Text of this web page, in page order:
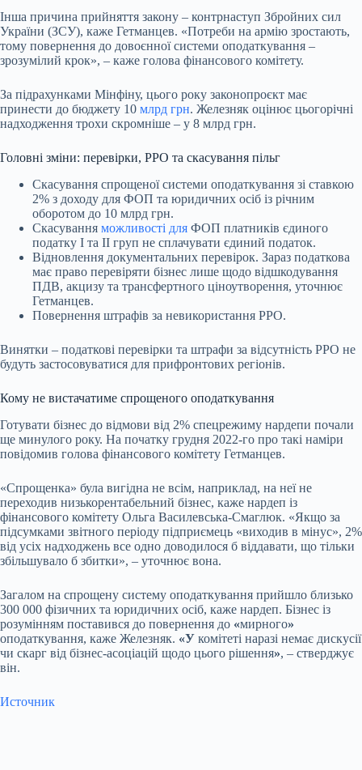
Інша причина прийняття закону – контрнаступ Збройних сил
України (ЗСУ), каже Гетманцев. «Потреби на армію зростають,
тому повернення до довоєнної системи оподаткування –
зрозумілий крок», – каже голова фінансового комітету.
За підрахунками Мінфіну, цього року законопроєкт має
принести до бюджету 10 млрд грн. Железняк оцінює цьогорічні
надходження трохи скромніше – у 8 млрд грн.
Головні зміни: перевірки, РРО та скасування пільг
Скасування спрощеної системи оподаткування зі ставкою
2% з доходу для ФОП та юридичних осіб із річним
оборотом до 10 млрд грн.
Скасування можливості для ФОП платників єдиного
податку І та II груп не сплачувати єдиний податок.
Відновлення документальних перевірок. Зараз податкова
має право перевіряти бізнес лише щодо відшкодування
ПДВ, акцизу та трансфертного ціноутворення, уточнює
Гетманцев.
Повернення штрафів за невикористання РРО.
Винятки – податкові перевірки та штрафи за відсутність РРО не
будуть застосовуватися для прифронтових регіонів.
Кому не вистачатиме спрощеного оподаткування
Готувати бізнес до відмови від 2% спецрежиму нардепи почали
ще минулого року. На початку грудня 2022-го про такі наміри
повідомив голова фінансового комітету Гетманцев.
«Спрощенка» була вигідна не всім, наприклад, на неї не
переходив низькорентабельний бізнес, каже нардеп із
фінансового комітету Ольга Василевська-Смаглюк. «Якщо за
підсумками звітного періоду підприємець «виходив в мінус», 2%
від усіх надходжень все одно доводилося б віддавати, що тільки
збільшувало б збитки», – уточнює вона.
Загалом на спрощену систему оподаткування прийшло близько
300 000 фізичних та юридичних осіб, каже нардеп. Бізнес із
розумінням поставився до повернення до «мирного»
оподаткування, каже Железняк. «У комітеті наразі немає дискусії
чи скарг від бізнес-асоціацій щодо цього рішення», – стверджує
він.
Источник